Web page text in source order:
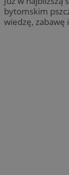
bytomskim
wiedzę, zabawę